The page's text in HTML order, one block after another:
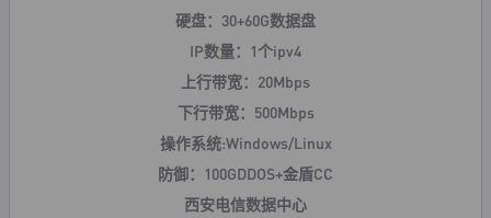
硬盘：30+60G数据盘
IP数量：1个ipv4
上行带宽：20Mbps
下行带宽：500Mbps
操作系统:Windows/Linux
防御：100GDDOS+金盾CC
西安电信数据中心